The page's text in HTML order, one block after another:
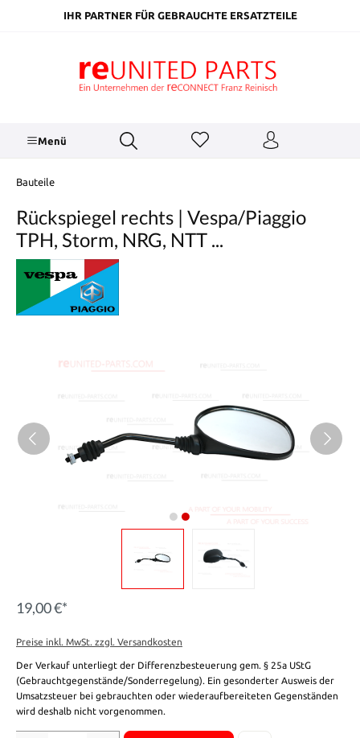
springenIHR PARTNER FÜR GEBRAUCHTE ERSATZTEILE
Menü
Bauteile
Rückspiegel rechts | Vespa/Piaggio
TPH, Storm, NRG, NTT ...
19,00 €*
Preise inkl. MwSt. zzgl. Versandkosten
Der Verkauf unterliegt der Differenzbesteuerung gem. § 25a UStG
(Gebrauchtgegenstände/Sonderregelung). Ein gesonderter Ausweis der
Umsatzsteuer bei gebrauchten oder wiederaufbereiteten Gegenständen
wird deshalb nicht vorgenommen.